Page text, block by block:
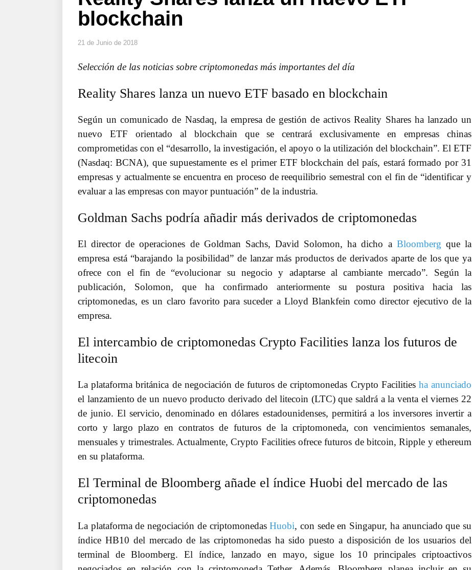
blockchain
21 de Junio de 2018
Selección de las noticias sobre criptomonedas más importantes del día
Reality Shares lanza un nuevo ETF basado en blockchain
Según un comunicado de Nasdaq, la empresa de gestión de activos Reality Shares ha lanzado un
nuevo ETF orientado al blockchain que se centrará exclusivamente en empresas chinas
comprometidas con el “desarrollo, la investigación, el apoyo o la utilización del blockchain”. El ETF
(Nasdaq: BCNA), que supuestamente es el primer ETF blockchain del país, estará formado por 31
empresas y actualmente se encuentra en proceso de reequilibrio semestral con el fin de “identificar y
evaluar a las empresas con mayor puntuación” de la industria.
Goldman Sachs podría añadir más derivados de criptomonedas
El director de operaciones de Goldman Sachs, David Solomon, ha dicho a Bloomberg que la
empresa está “barajando la posibilidad” de lanzar más productos de derivados aparte de los que ya
ofrece con el fin de “evolucionar su negocio y adaptarse al cambiante mercado”. Según la
publicación, Solomon, que ha confirmado anteriormente su postura positiva hacia las
criptomonedas, es un claro favorito para suceder a Lloyd Blankfein como director ejecutivo de la
empresa.
El intercambio de criptomonedas Crypto Facilities lanza los futuros de
litecoin
La plataforma británica de negociación de futuros de criptomonedas Crypto Facilities ha anunciado
el lanzamiento de un nuevo producto derivado del litecoin (LTC) que saldrá a la venta el viernes 22
de junio. El servicio, denominado en dólares estadounidenses, permitirá a los inversores invertir a
corto y largo plazo en contratos de futuros de la criptomoneda, con vencimientos semanales,
mensuales y trimestrales. Actualmente, Crypto Facilities ofrece futuros de bitcoin, Ripple y ethereum
en su plataforma.
El Terminal de Bloomberg añade el índice Huobi del mercado de las
criptomonedas
La plataforma de negociación de criptomonedasHuobi, con sede en Singapur, ha anunciado que su
índice HB10 del mercado de las criptomonedas ha sido puesto a disposición de los usuarios del
terminal de Bloomberg. El índice, lanzado en mayo, sigue los 10 principales criptoactivos